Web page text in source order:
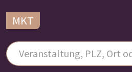
MKT